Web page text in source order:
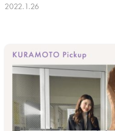
2022.1.26